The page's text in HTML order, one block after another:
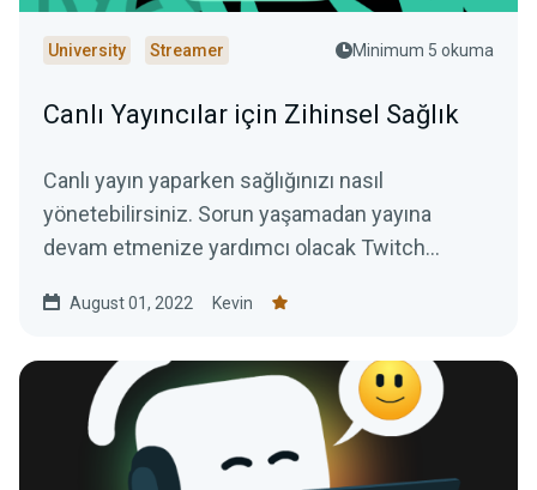
University Streamer Minimum 5 okuma
Canlı Yayıncılar için Zihinsel Sağlık
Canlı yayın yaparken sağlığınızı nasıl
yönetebilirsiniz. Sorun yaşamadan yayına
devam etmenize yardımcı olacak Twitch
August 01, 2022 Kevin